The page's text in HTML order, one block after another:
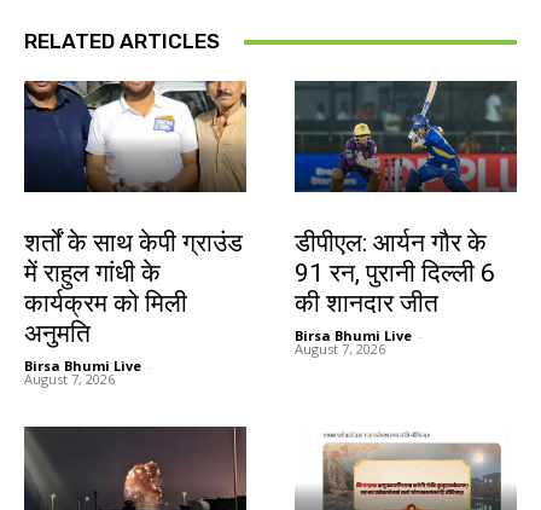
RELATED ARTICLES
शर्तों के साथ केपी ग्राउंड
में राहुल गांधी के
कार्यक्रम को मिली
अनुमति
Birsa Bhumi Live -
August 7, 2026
डीपीएल: आर्यन गौर के
91 रन, पुरानी दिल्ली 6
की शानदार जीत
Birsa Bhumi Live -
August 7, 2026